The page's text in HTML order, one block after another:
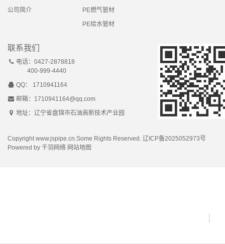
公司简介
PE燃气管材
PE给水管材
联系我们
电话：0427-2878818
400-999-4440
QQ： 1710941164
邮箱：1710941164@qq.com
地址：辽宁省盘锦市石油高新技术产业园
Copyright www.jspipe.cn.Some Rights Reserved. 辽ICP备2025052973号
Powered by 千羽网络 网站地图